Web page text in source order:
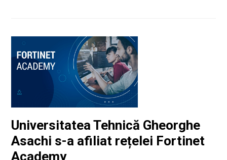
Universitatea Tehnică Gheorghe
Asachi s-a afiliat rețelei Fortinet
Academy